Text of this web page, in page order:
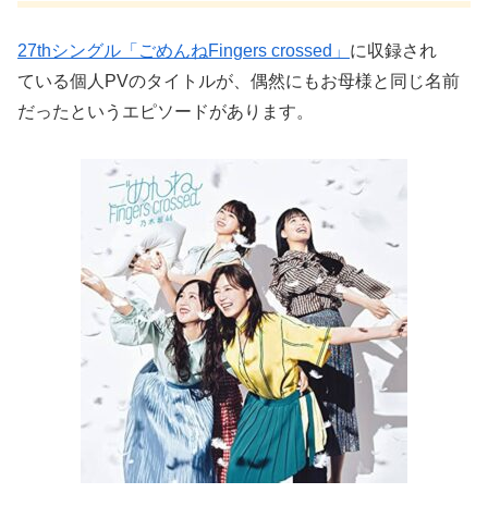
27thシングル「ごめんねFingers crossed」 に収録され
ている個人PVのタイトルが、偶然にもお母様と同じ名前
だったというエピソードがあります。